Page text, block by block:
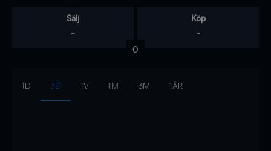
Sälj
-
Köp
-
0
1D 3D 1V 1M 3M 1ÅR